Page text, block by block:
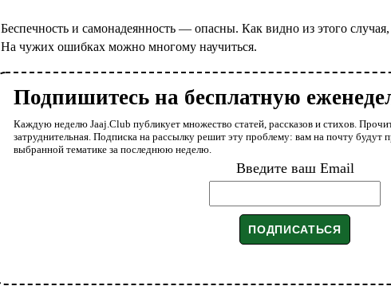
Беспечность и самонадеянность — опасны. Как видно из этого
На чужих ошибках можно многому научиться.
Подпишитесь на бесплатную
Каждую неделю Jaaj.Club публикует множество статей, рассказов и стихов.
затруднительная. Подписка на рассылку решит эту проблему: вам на почту будут
выбранной тематике за последнюю неделю.
Введите ваш Email